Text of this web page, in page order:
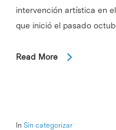
intervención artística en
que inició el pasado
Read More
In Sin categorizar